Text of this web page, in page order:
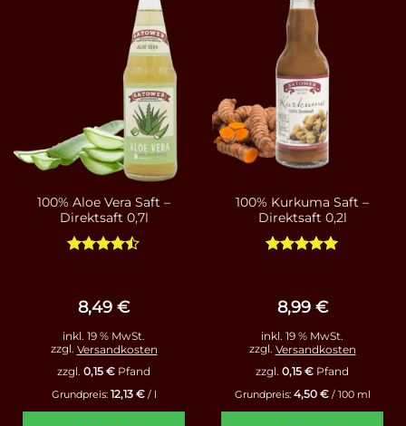
100% Aloe Vera Saft –
Direktsaft 0,7l
8,49 €
inkl. 19 % MwSt.
zzgl. Versandkosten
zzgl. 0,15 € Pfand
Grundpreis: 12,13 €/ l
100% Kurkuma Saft –
Direktsaft 0,2l
8,99 €
inkl. 19 % MwSt.
zzgl. Versandkosten
zzgl. 0,15 € Pfand
Grundpreis: 4,50 €/ 100 ml